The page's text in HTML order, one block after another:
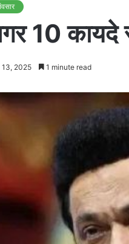
10
13, 2025 1 minute read